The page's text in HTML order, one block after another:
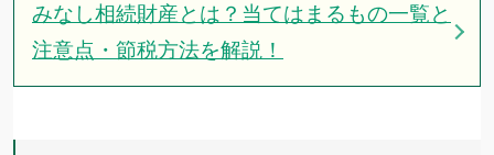
みなし相続財産とは？当てはまるもの一覧と
注意点・節税方法を解説！